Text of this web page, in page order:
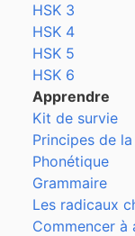
HSK 3
HSK 4
HSK 5
HSK 6
Apprendre
Kit de survie
Principes de
Phonétique
Grammaire
Les radicaux
Commencer à